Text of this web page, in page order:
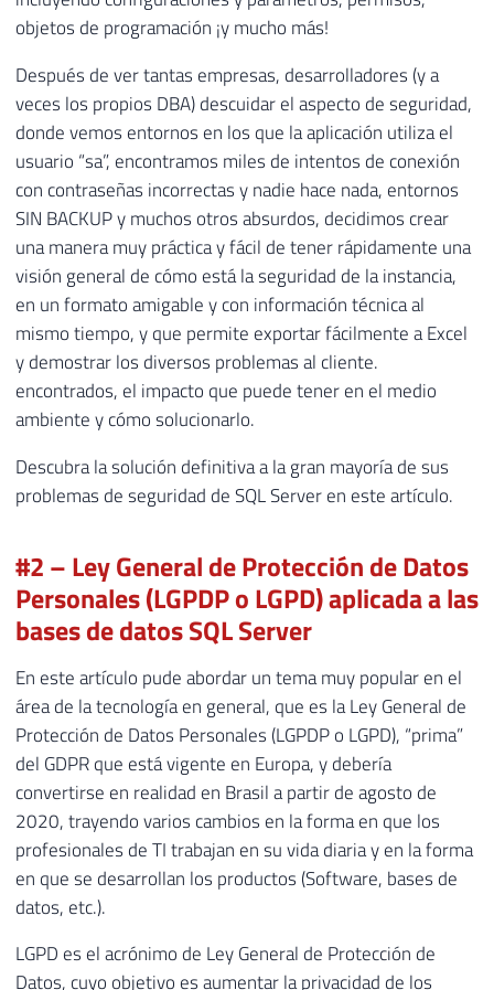
objetos de programación ¡y mucho más!
Después de ver tantas empresas, desarrolladores (y a
veces los propios DBA) descuidar el aspecto de seguridad,
donde vemos entornos en los que la aplicación utiliza el
usuario “sa”, encontramos miles de intentos de conexión
con contraseñas incorrectas y nadie hace nada, entornos
SIN BACKUP y muchos otros absurdos, decidimos crear
una manera muy práctica y fácil de tener rápidamente una
visión general de cómo está la seguridad de la instancia,
en un formato amigable y con información técnica al
mismo tiempo, y que permite exportar fácilmente a Excel
y demostrar los diversos problemas al cliente.
encontrados, el impacto que puede tener en el medio
ambiente y cómo solucionarlo.
Descubra la solución definitiva a la gran mayoría de sus
problemas de seguridad de SQL Server en este artículo.
#2 – Ley General de Protección de Datos
Personales (LGPDP o LGPD) aplicada a las
bases de datos SQL Server
En este artículo pude abordar un tema muy popular en el
área de la tecnología en general, que es la Ley General de
Protección de Datos Personales (LGPDP o LGPD), “prima”
del GDPR que está vigente en Europa, y debería
convertirse en realidad en Brasil a partir de agosto de
2020, trayendo varios cambios en la forma en que los
profesionales de TI trabajan en su vida diaria y en la forma
en que se desarrollan los productos (Software, bases de
datos, etc.).
LGPD es el acrónimo de Ley General de Protección de
Datos, cuyo objetivo es aumentar la privacidad de los